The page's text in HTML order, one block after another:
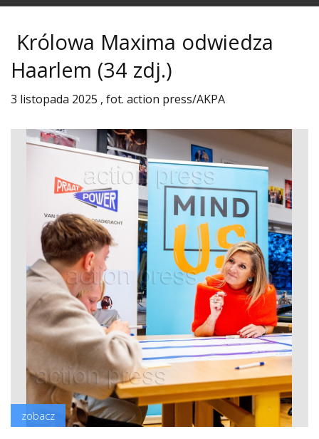
Królowa Maxima odwiedza
Haarlem (34 zdj.)
3 listopada 2025 , fot. action press/AKPA
zobacz